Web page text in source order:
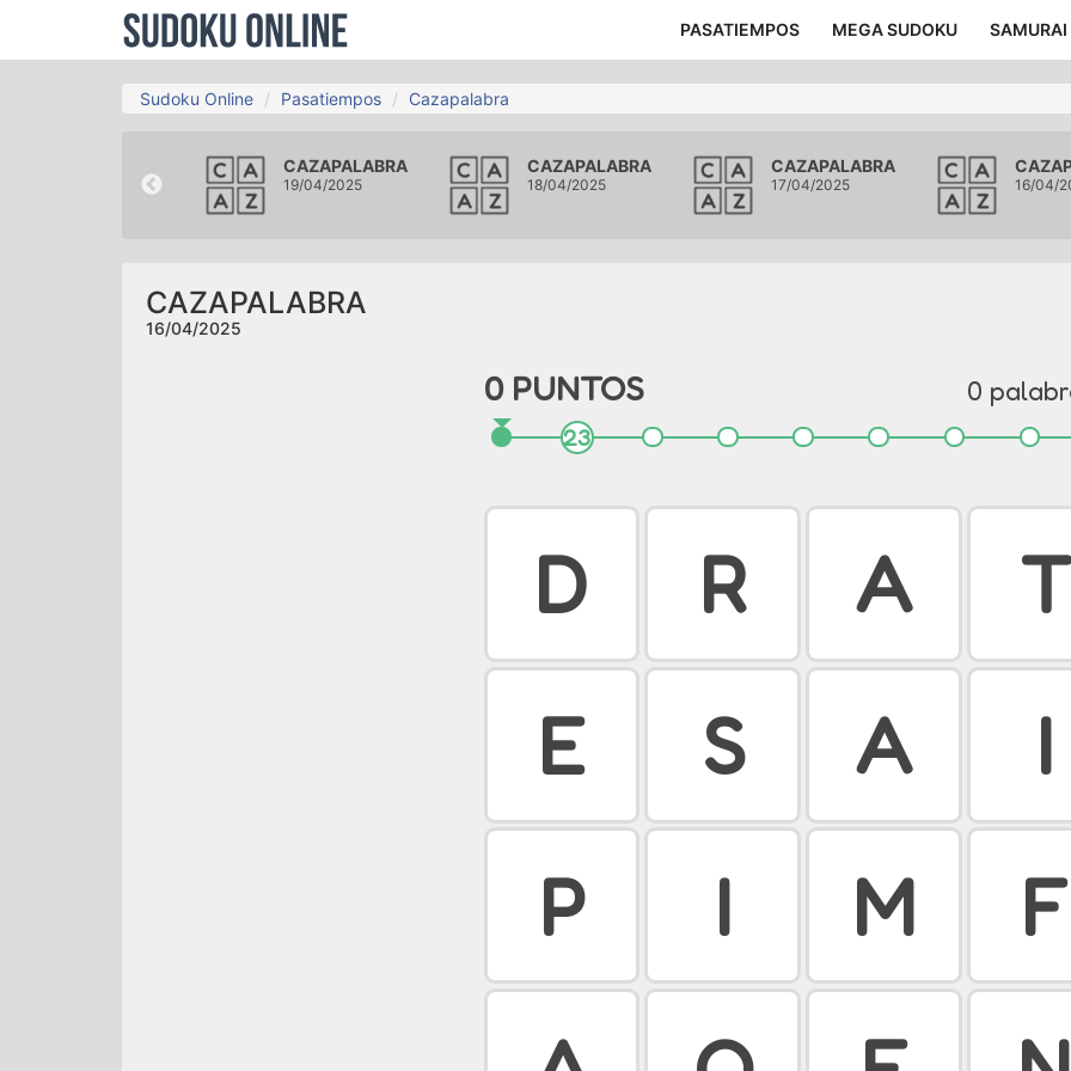
PASATIEMPOS MEGA SUDOKU SAMURAI
Sudoku Online Pasatiempos Cazapalabra
CAZAPALABRA
19/04/2025
CAZAPALABRA
18/04/2025
CAZAPALABRA
17/04/2025 16/04/
CAZAPALABRA
16/04/2025
0PUNTOS 0
23
D R A
T
E
S A
I
P
I M
F